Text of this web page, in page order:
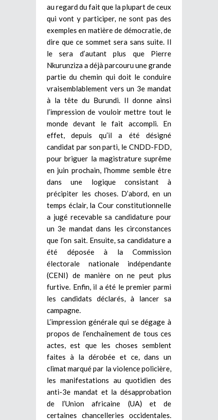
au regard du fait que la plupart de ceux
qui vont y participer, ne sont pas des
exemples en matière de démocratie, de
dire que ce sommet sera sans suite. Il
le sera d’autant plus que Pierre
Nkurunziza a déjà parcouru une grande
partie du chemin qui doit le conduire
vraisemblablement vers un 3e mandat
à la tête du Burundi. Il donne ainsi
l’impression de vouloir mettre tout le
monde devant le fait accompli. En
effet, depuis qu’il a été désigné
candidat par son parti, le CNDD-FDD,
pour briguer la magistrature suprême
en juin prochain, l’homme semble être
dans une logique consistant à
précipiter les choses. D’abord, en un
temps éclair, la Cour constitutionnelle
a jugé recevable sa candidature pour
un 3e mandat dans les circonstances
que l’on sait. Ensuite, sa candidature a
été déposée à la Commission
électorale nationale indépendante
(CENI) de manière on ne peut plus
furtive. Enfin, il a été le premier parmi
les candidats déclarés, à lancer sa
campagne.
L’impression générale qui se dégage à
propos de l’enchaînement de tous ces
actes, est que les choses semblent
faites à la dérobée et ce, dans un
climat marqué par la violence policière,
les manifestations au quotidien des
anti-3e mandat et la désapprobation
de l’Union africaine (UA) et de
certaines chancelleries occidentales.